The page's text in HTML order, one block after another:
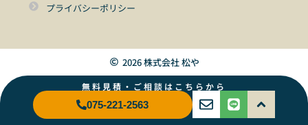
プライバシーポリシー
2026 株式会社 松や
無料見積・ご相談はこちらから
075-221-2563